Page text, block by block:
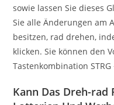
sowie lassen Sie dieses
Sie alle Änderungen am
besitzen, rad drehen,
klicken. Sie können den
Tastenkombination
Kann Das Dreh-